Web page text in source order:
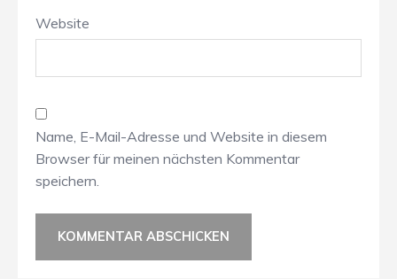
Website
Name, E-Mail-Adresse und Website in diesem
Browser für meinen nächsten Kommentar
speichern.